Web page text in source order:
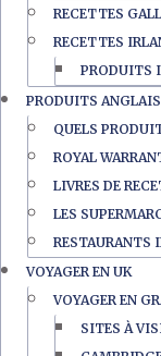
RECETTES
RECETTES
PRODUITS
PRODUITS ANGLAIS
QUELS
ROYAL
LIVRES DE
LES
RESTAURANTS
VOYAGER EN UK
VOYAGER EN
SITES À